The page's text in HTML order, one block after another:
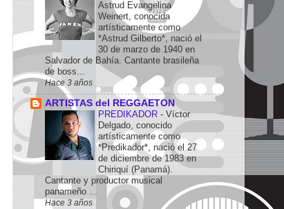
Astrud Evangelina
Weinert, conocida
artísticamente como
*Astrud Gilberto*, nació el
30 de marzo de 1940 en
Salvador de Bahía. Cantante brasileña
de boss...
Hace 3 años
ARTISTAS del REGGAETON
PREDIKADOR - Víctor
Delgado, conocido
artísticamente como
*Predikador*, nació el 27
de diciembre de 1983 en
Chiriquí (Panamá).
Cantante y productor musical
panameño ...
Hace 3 años